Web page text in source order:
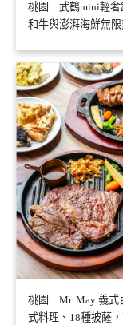
桃園｜武鶴mini輕
和牛與澎湃海鮮無
桃園｜Mr. May 義
式料理、18種披薩